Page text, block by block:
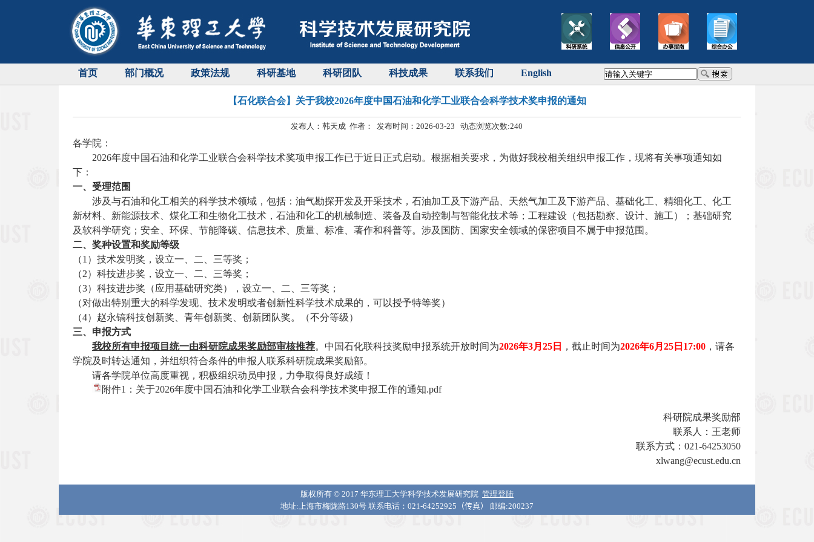
首页 部门概况 政策法规 科研基地 科研团队 科技成果 联系我们 English
【石化联合会】关于我校2026年度中国石油和化学工业联合会科学技术奖申报的通知
发布人：韩天成 作者： 发布时间：2026-03-23 动态浏览次数:240
各学院：
2026年度中国石油和化学工业联合会科学技术奖项申报工作已于近日 正式启动。根据相关要求，为做好我校相关组织申报工作，现将有关事项通知如
下：
一、受理范围
涉及与石油和化工相关的科学技术领域，包括：油气勘探开发及开采技术，石油加工及下游产品、天然气加工及下游产品、基础化工、精细化工、化工
新材料、新能源技术、煤化工和生物化工技术，石油和化工的机械制造、装备及自动控制与智能化技术等；工程建设（包括勘察、设计、施工）；基础研究
及软科学研究；安全、环保、节能降碳、信息技术、质量、标准、著作和科普等。涉及国防、国家安全领域的保密项目不属于申报范围。
二、奖种设置和奖励等级
（1 ）技术发明奖，设立一、二、三等奖；
（2）科技进步奖，设立一、二、三等奖；
（3）科技进步奖（应用基础研究类），设立一、二、三等奖；
（对做出特别重大的科学发现、技术发明或者创新性科学技术成果的，可以授予特等奖）
（4）赵永镐科技创新奖、青年创新奖、创新团队奖。（不分等级）
三、申报方式
我校所有申报项目统一由科研院成果奖励部审核推荐。中国石化联科技奖励申报系统开放时间为2026年3月 25 日 ，截止时间为2026年6月 25 日 17:00 ，请各
学院及时转达通知，并组织符合条件的申报人联系科研院成果奖励部。
请各学院单位高度重视，积极组织动 员申报，力争取得良好成绩！
附件1：关于2026年度中国石油和化学工业联合会科学技术奖申报工作的通知.pdf
科研院成果奖励部
联系人：王老师
联系方式： 021-64253050
xlwang@ecust.edu.cn
版权所有 © 2017 华东理工大学科学技术发展研究院 管理登陆
地址:上海市梅陇路130号 联系电话：021-64252925 （传真） 邮编:200237